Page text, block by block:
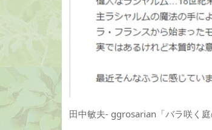
田中敏夫- ggrosarian「バラ咲く